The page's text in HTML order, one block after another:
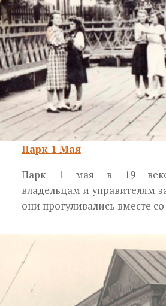
Парк 1 Мая
Парк 1 мая в 19 веке
владельцам и управителям
они прогуливались вместе